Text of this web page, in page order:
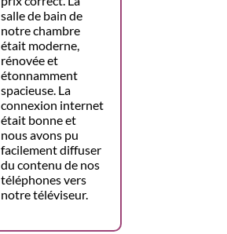
salle de bain de
notre chambre
était moderne,
rénovée et
étonnamment
spacieuse. La
connexion internet
était bonne et
nous avons pu
facilement diffuser
du contenu de nos
téléphones vers
notre téléviseur.